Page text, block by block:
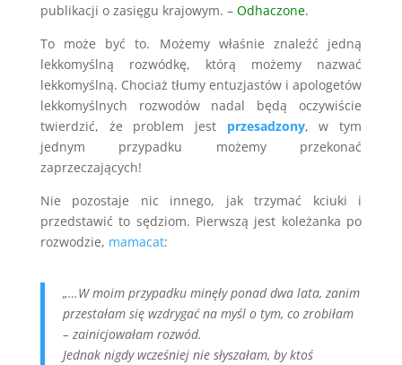
publikacji o zasięgu krajowym. – Odhaczone.
To może być to. Możemy właśnie znaleźć jedną
lekkomyślną rozwódkę, którą możemy nazwać
lekkomyślną. Chociaż tłumy entuzjastów i apologetów
lekkomyślnych rozwodów nadal będą oczywiście
twierdzić, że problem jest przesadzony, w tym
jednym przypadku możemy przekonać
zaprzeczających!
Nie pozostaje nic innego, jak trzymać kciuki i
przedstawić to sędziom. Pierwszą jest koleżanka po
rozwodzie, mamacat:
„…W moim przypadku minęły ponad dwa lata, zanim
przestałam się wzdrygać na myśl o tym, co zrobiłam
– zainicjowałam rozwód.
Jednak nigdy wcześniej nie słyszałam, by ktoś